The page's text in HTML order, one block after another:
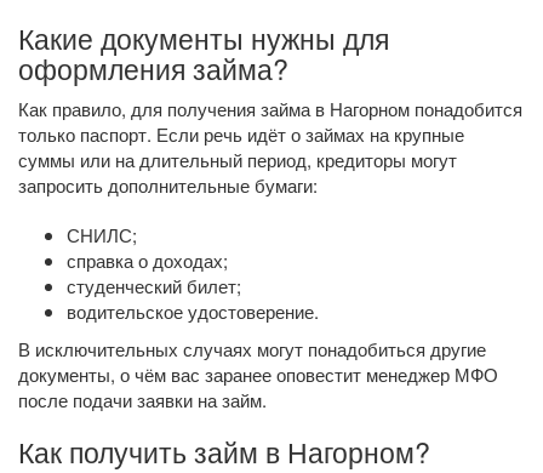
Какие документы нужны для
оформления займа?
Как правило, для получения займа в Нагорном понадобится
только паспорт. Если речь идёт о займах на крупные
суммы или на длительный период, кредиторы могут
запросить дополнительные бумаги:
СНИЛС;
справка о доходах;
студенческий билет;
водительское удостоверение.
В исключительных случаях могут понадобиться другие
документы, о чём вас заранее оповестит менеджер МФО
после подачи заявки на займ.
Как получить займ в Нагорном?